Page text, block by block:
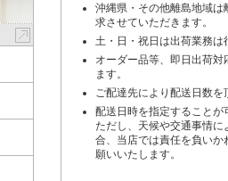
沖縄県・その他離島地域
求させていただきます。
土・日・祝日は出荷業務は
オーダー品等、即日出荷
ます。
ご配達先により配送日数
配送日時を指定することが
ただし、天候や交通事情
合、当店では責任を負い
願いいたします。